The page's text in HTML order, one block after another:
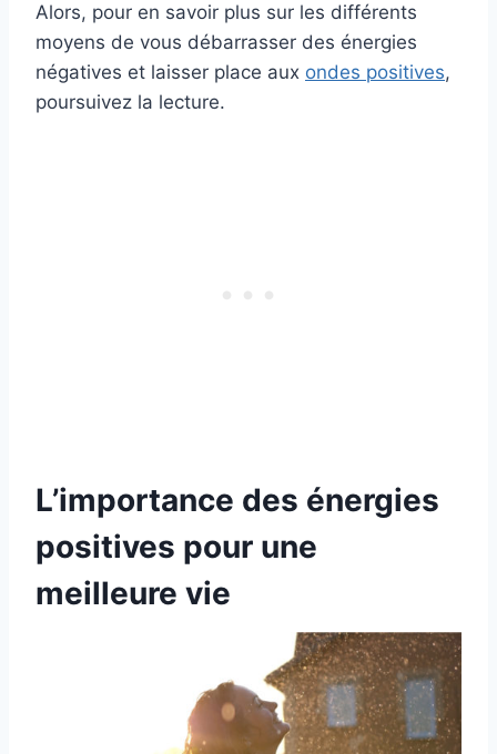
Alors, pour en savoir plus sur les différents
moyens de vous débarrasser des énergies
négatives et laisser place aux ondes positives,
poursuivez la lecture.
L’importance des énergies
positives pour une
meilleure vie